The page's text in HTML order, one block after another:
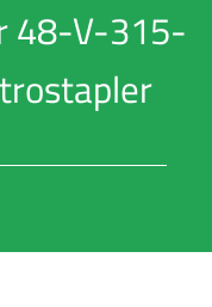
48-V-315-